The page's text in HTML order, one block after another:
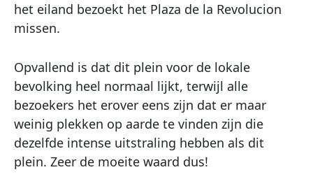
het eiland bezoekt het Plaza de la Revolucion
missen.
Opvallend is dat dit plein voor de lokale
bevolking heel normaal lijkt, terwijl alle
bezoekers het erover eens zijn dat er maar
weinig plekken op aarde te vinden zijn die
dezelfde intense uitstraling hebben als dit
plein. Zeer de moeite waard dus!